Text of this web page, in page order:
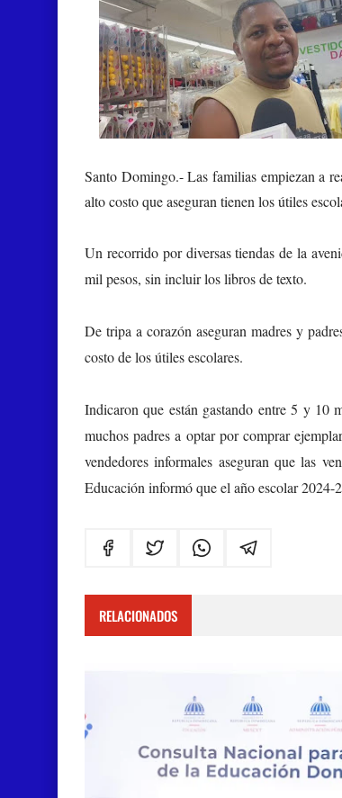
Santo Domingo.-Las familias empiezan a
alto costo que aseguran tienen los útiles
Un recorrido por diversas tiendas de la
mil pesos, sin incluir los libros de texto.
De tripa a corazón aseguran madres y
costo de los útiles escolares.
Indicaron que están gastando entre 5 y 10
muchos padres a optar por comprar
vendedores informales aseguran que las
Educación informó que el año escolar 2024-
RELACIONADOS